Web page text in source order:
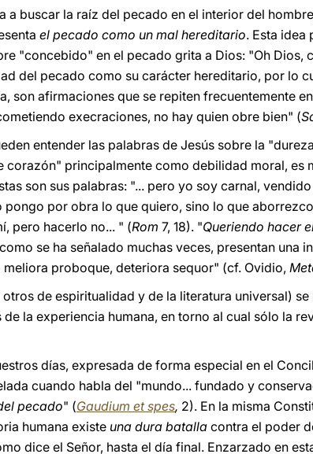
a buscar la raíz del pecado en el interior del
el pecado como un mal hereditario. Esta idea
"concebido" en el pecado grita a Dios: "Oh Dios,
del pecado como su carácter hereditario, por lo
son afirmaciones que se repiten frecuentemente
execraciones, no hay quien obre bien" (
entender las palabras de Jesús sobre la
corazón" principalmente como debilidad moral, es
son sus palabras: "... pero yo soy carnal,
pongo por obra lo que quiero, sino lo que
pero hacerlo no... " (Rom 7, 18). "Queriendo hacer
se ha señalado muchas veces, presentan una
proboque, deteriora sequor" (cf. Ovidio,
de espiritualidad y de la literatura universal)
la experiencia humana, en torno al cual sólo la
días, expresada de forma especial en el
cuando habla del "mundo... fundado y
pecado" (Gaudium et spes, 2). En la misma
humana existe una dura batalla contra el poder
dice el Señor, hasta el día final. Enzarzado en